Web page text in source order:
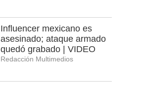
Influencer mexicano es
asesinado; ataque armado
quedó grabado | VIDEO
Redacción Multimedios